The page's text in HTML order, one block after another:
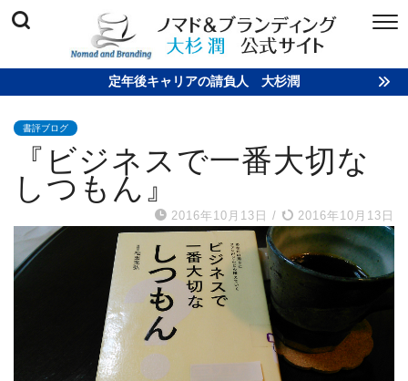
定年後キャリアの請負人 大杉潤
書評ブログ
『ビジネスで一番大切な
しつもん』
2016年10月13日 / 2016年10月13日